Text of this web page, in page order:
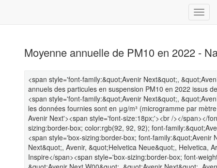
Moyenne annuelle de PM10 en 2022 -
<span style='font-family:&quot;Avenir Next&quot;,
annuels des particules en suspension PM10 en 2022 issus
<span style='font-family:&quot;Avenir Next&quot;,
les données fournies sont en μg/m³ (microgramme par
Avenir Next'><span style='font-size:18px;'><br /></span></
sizing:border-box; color:rgb(92, 92, 92); font-
<span style='box-sizing:border-box; font-
Next&quot;, Avenir, &quot;Helvetica Neue&quot;, Helvetica,
Inspire</span><span style='box-sizing:border-box; font-